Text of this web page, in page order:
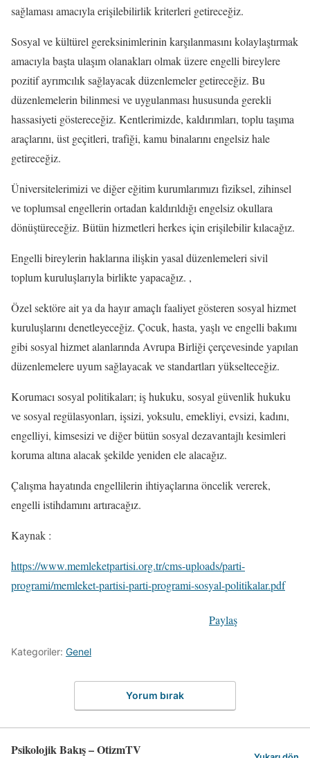
sağlaması amacıyla erişilebilirlik kriterleri getireceğiz.
Sosyal ve kültürel gereksinimlerinin karşılanmasını kolaylaştırmak
amacıyla başta ulaşım olanakları olmak üzere engelli bireylere
pozitif ayrımcılık sağlayacak düzenlemeler getireceğiz. Bu
düzenlemelerin bilinmesi ve uygulanması hususunda gerekli
hassasiyeti göstereceğiz. Kentlerimizde, kaldırımları, toplu taşıma
araçlarını, üst geçitleri, trafiği, kamu binalarını engelsiz hale
getireceğiz.
Üniversitelerimizi ve diğer eğitim kurumlarımızı fiziksel, zihinsel
ve toplumsal engellerin ortadan kaldırıldığı engelsiz okullara
dönüştüreceğiz. Bütün hizmetleri herkes için erişilebilir kılacağız.
Engelli bireylerin haklarına ilişkin yasal düzenlemeleri sivil
toplum kuruluşlarıyla birlikte yapacağız. ,
Özel sektöre ait ya da hayır amaçlı faaliyet gösteren sosyal hizmet
kuruluşlarını denetleyeceğiz. Çocuk, hasta, yaşlı ve engelli bakımı
gibi sosyal hizmet alanlarında Avrupa Birliği çerçevesinde yapılan
düzenlemelere uyum sağlayacak ve standartları yükselteceğiz.
Korumacı sosyal politikaları; iş hukuku, sosyal güvenlik hukuku
ve sosyal regülasyonları, işsizi, yoksulu, emekliyi, evsizi, kadını,
engelliyi, kimsesizi ve diğer bütün sosyal dezavantajlı kesimleri
koruma altına alacak şekilde yeniden ele alacağız.
Çalışma hayatında engellilerin ihtiyaçlarına öncelik vererek,
engelli istihdamını artıracağız.
Kaynak :
https://www.memleketpartisi.org.tr/cms-uploads/parti-
programi/memleket-partisi-parti-programi-sosyal-politikalar.pdf
Paylaş
Kategoriler: Genel
Yorum bırak
Psikolojik Bakış – OtizmTV